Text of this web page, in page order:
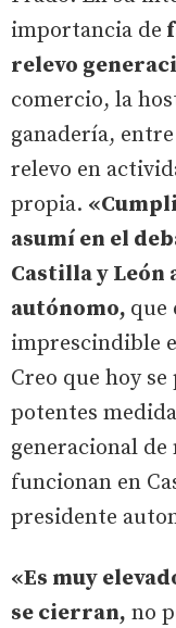
importancia de
relevo
comercio, la
ganadería,
relevo en
propia.
asumí en el
Castilla y León
autónomo, que
imprescindible
Creo que hoy
potentes
generacional de
funcionan en
presidente
«Es muy
se cierran, no